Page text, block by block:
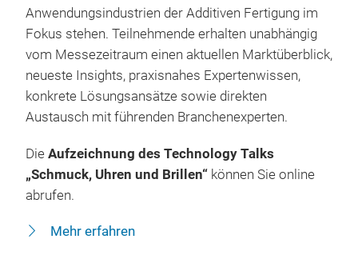
Anwendungsindustrien der Additiven Fertigung im
Fokus stehen. Teilnehmende erhalten unabhängig
vom Messezeitraum einen aktuellen Marktüberblick,
neueste Insights, praxisnahes Expertenwissen,
konkrete Lösungsansätze sowie direkten
Austausch mit führenden Branchenexperten.
Die Aufzeichnung des Technology Talks
„Schmuck, Uhren und Brillen“ können Sie online
abrufen.
Mehr erfahren